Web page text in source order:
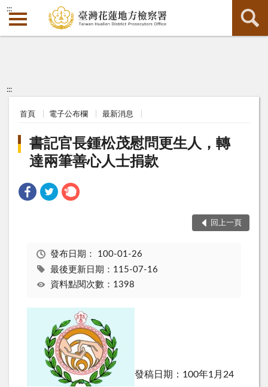
:::
:::
首頁 電子公布欄 最新消息
書記官長鍾松茂慰問更生人，轉
達兩筆善心人士捐款
回上一頁
發布日期： 100-01-26
最後更新日期：115-07-16
資料點閱次數：1398
發稿日期：100年1月24